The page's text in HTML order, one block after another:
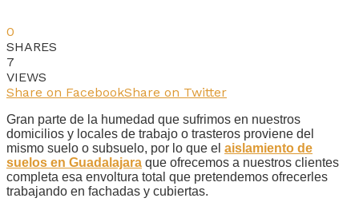
0
SHARES
7
VIEWS
Share on FacebookShare on Twitter
Gran parte de la humedad que sufrimos en nuestros
domicilios y locales de trabajo o trasteros proviene del
mismo suelo o subsuelo, por lo que el aislamiento de
suelos en Guadalajara que ofrecemos a nuestros clientes
completa esa envoltura total que pretendemos ofrecerles
trabajando en fachadas y cubiertas.